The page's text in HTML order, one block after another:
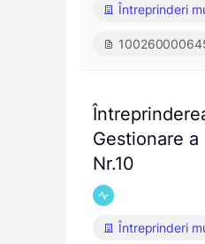
Întreprinderi
Gestionare
Nr.10
Întreprinderi